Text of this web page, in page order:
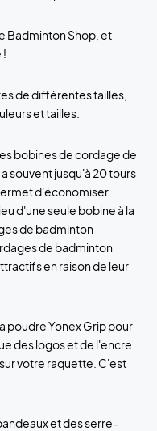
Badminton Shop, et
!
de différentes tailles,
et tailles.
bobines de cordage de
souvent jusqu'à 20 tours
d'économiser
d'une seule bobine à la
de badminton
de badminton
en raison de leur
poudre Yonex Grip pour
des logos et de l'encre
votre raquette. C'est
et des serre-